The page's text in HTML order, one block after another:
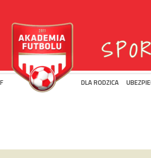
DLA RODZICA